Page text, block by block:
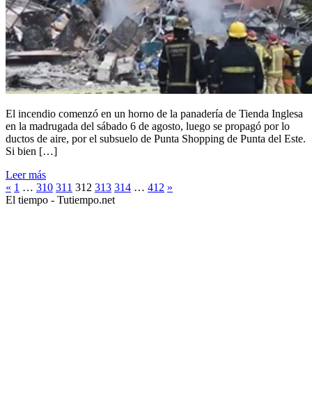
El incendio comenzó en un horno de la panadería de Tienda Inglesa
en la madrugada del sábado 6 de agosto, luego se propagó por lo
ductos de aire, por el subsuelo de Punta Shopping de Punta del Este.
Si bien […]
Leer más
« 1 … 310 311 312 313 314 … 412 »
El tiempo - Tutiempo.net